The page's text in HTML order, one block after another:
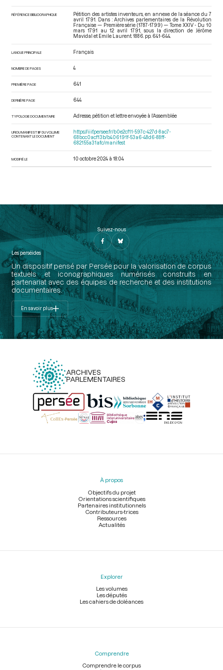
RÉFÉRENCE BIBLIOGRAPHIQUE
Pétition des artistes inventeurs, en annexe de la séance du 7
avril 1791. Dans : Archives parlementaires de la Révolution
Française — Première série (1787-1799) — Tome XXIV - Du 10
mars 1791 au 12 avril 1791
, sous la direction de Jérôme
Mavidal et Emile Laurent. 1886. pp. 641-644.
LANGUE PRINCIPALE Français
NOMBRE DE PAGES 4
PREMIÈRE PAGE 641
DERNIÈRE PAGE 644
TYPOLOGIE DOCUMENTAIRE Adresse, pétition et lettre envoyée à l’Assemblée
URI DU MANIFEST IIIF DU VOLUME
CONTENANT LE DOCUMENT
https://iiif.persee.fr/b0e2cf11-597c-427d-8ac7-
68bcc0acf13b/b406191f-53a6-48d6-88ff-
682155a31afc/manifest
MODIFIÉ LE 10 octobre 2024 à 18:04
Suivez-nous
Les perséides
Un dispositif pensé par Persée pour la valorisation de corpus
textuels et iconographiques numérisés construits en
partenariat avec des équipes de recherche et des institutions
documentaires.
En savoir plus
ARCHIVES
PARLEMENTAIRES
Menu
À propos
Objectifs du projet
Orientations scientifiques
Partenaires institutionnels
Contributeurs-trices
Ressources
Actualités
Explorer
Les volumes
Les députés
Les cahiers de doléances
Comprendre
Comprendre le corpus